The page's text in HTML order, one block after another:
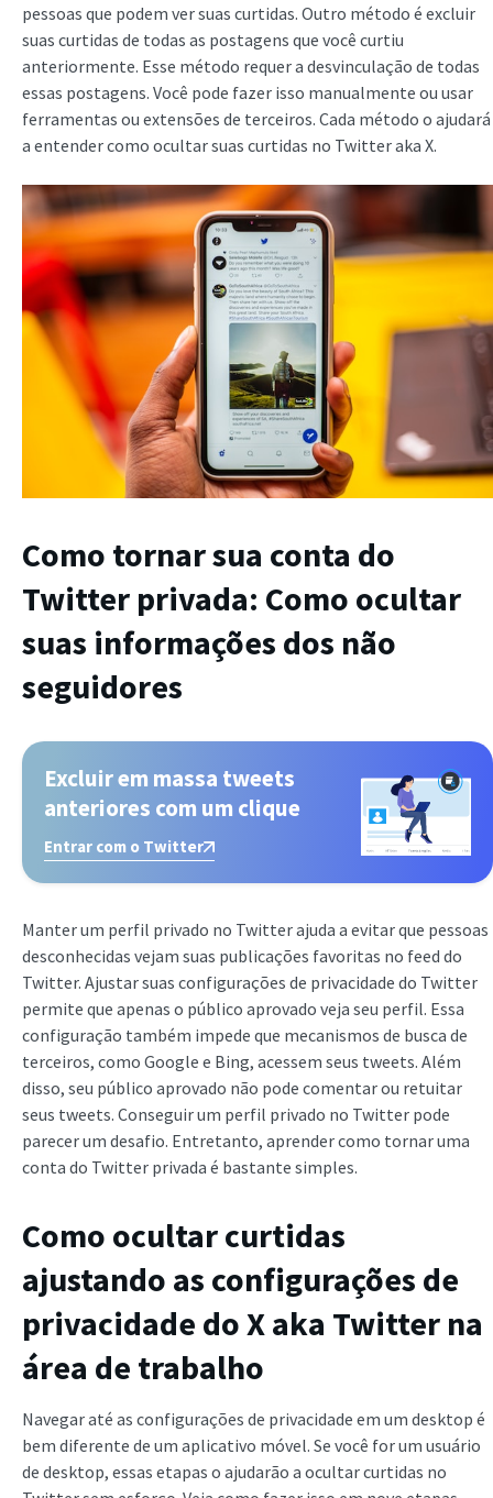
pessoas que podem ver suas curtidas. Outro método é excluir
suas curtidas de todas as postagens que você curtiu
anteriormente. Esse método requer a desvinculação de todas
essas postagens. Você pode fazer isso manualmente ou usar
ferramentas ou extensões de terceiros. Cada método o ajudará
a entender como ocultar suas curtidas no Twitter aka X.
Como tornar sua conta do
Twitter privada: Como ocultar
suas informações dos não
seguidores
Excluir em massa tweets
anteriores com um clique
Entrar com o Twitter
Manter um perfil privado no Twitter ajuda a evitar que pessoas
desconhecidas vejam suas publicações favoritas no feed do
Twitter. Ajustar suas configurações de privacidade do Twitter
permite que apenas o público aprovado veja seu perfil. Essa
configuração também impede que mecanismos de busca de
terceiros, como Google e Bing, acessem seus tweets. Além
disso, seu público aprovado não pode comentar ou retuitar
seus tweets. Conseguir um perfil privado no Twitter pode
parecer um desafio. Entretanto, aprender como tornar uma
conta do Twitter privada é bastante simples.
Como ocultar curtidas
ajustando as configurações de
privacidade do X aka Twitter na
área de trabalho
Navegar até as configurações de privacidade em um desktop é
bem diferente de um aplicativo móvel. Se você for um usuário
de desktop, essas etapas o ajudarão a ocultar curtidas no